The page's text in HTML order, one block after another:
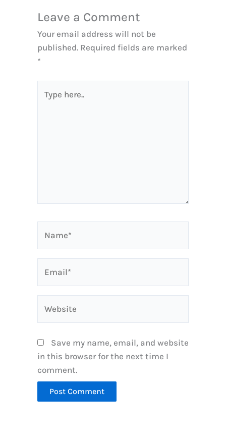
Leave a Comment
Your email address will not be
published. Required fields are marked
*
here..
Save my name, email, and website
in this browser for the next time I
comment.